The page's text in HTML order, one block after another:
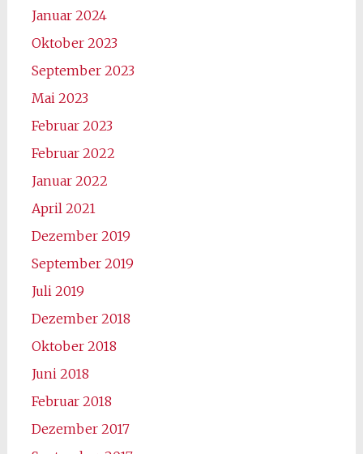
Januar 2024
Oktober 2023
September 2023
Mai 2023
Februar 2023
Februar 2022
Januar 2022
April 2021
Dezember 2019
September 2019
Juli 2019
Dezember 2018
Oktober 2018
Juni 2018
Februar 2018
Dezember 2017